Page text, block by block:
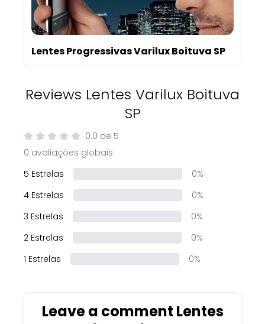
Lentes Progressivas Varilux Boituva SP
Reviews Lentes Varilux Boituva
SP
0.0 de 5
0 avaliações globais
5 Estrelas
0%
4 Estrelas
0%
3 Estrelas
0%
2 Estrelas
0%
1 Estrelas
0%
Leave a comment Lentes